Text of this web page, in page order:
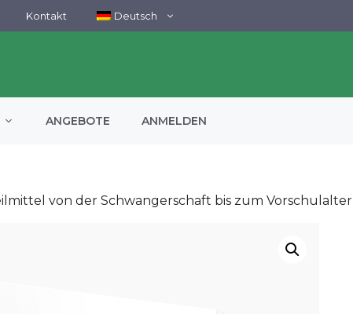
Kontakt Deutsch
ANGEBOTE ANMELDEN
von der Schwangerschaft bis zum Vorschulalter